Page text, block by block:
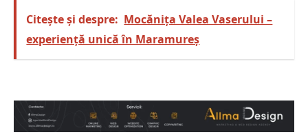
Citește și despre: Mocănița Valea Vaserului –
experiență unică în Maramureș